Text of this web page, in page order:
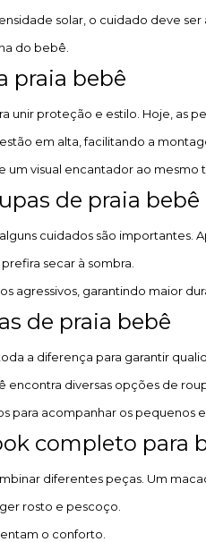
solar, o cuidado deve ser
do bebê.
praia bebê
unir proteção e estilo. Hoje, as
em alta, facilitando a
um visual encantador ao mesmo
de praia bebê
cuidados são importantes.
secar à sombra.
agressivos, garantindo maior
de praia bebê
a diferença para garantir
encontra diversas opções de
para acompanhar os pequenos
completo para
diferentes peças. Um
rosto e pescoço.
o conforto.